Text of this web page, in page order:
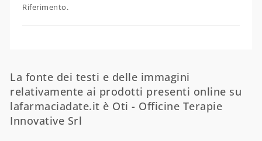
Riferimento.
La fonte dei testi e delle immagini
relativamente ai prodotti presenti online su
lafarmaciadate.it è Oti - Officine Terapie
Innovative Srl